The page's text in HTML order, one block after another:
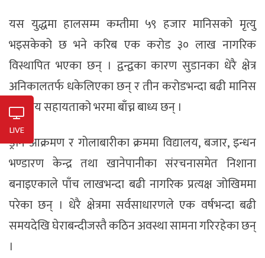
यस युद्धमा हालसम्म कम्तीमा ५९ हजार मानिसको मृत्यु
भइसकेको छ भने करिब एक करोड ३० लाख नागरिक
विस्थापित भएका छन् । द्वन्द्वका कारण सुडानका धेरै क्षेत्र
अनिकालतर्फ धकेलिएका छन् र तीन करोडभन्दा बढी मानिस
मानवीय सहायताको भरमा बाँच्न बाध्य छन् ।
ड्रोन आक्रमण र गोलाबारीका क्रममा विद्यालय, बजार, इन्धन
भण्डारण केन्द्र तथा खानेपानीका संरचनासमेत निशाना
बनाइएकाले पाँच लाखभन्दा बढी नागरिक प्रत्यक्ष जोखिममा
परेका छन् । धेरै क्षेत्रमा सर्वसाधारणले एक वर्षभन्दा बढी
समयदेखि घेराबन्दीजस्तै कठिन अवस्था सामना गरिरहेका छन्
।
LIVE